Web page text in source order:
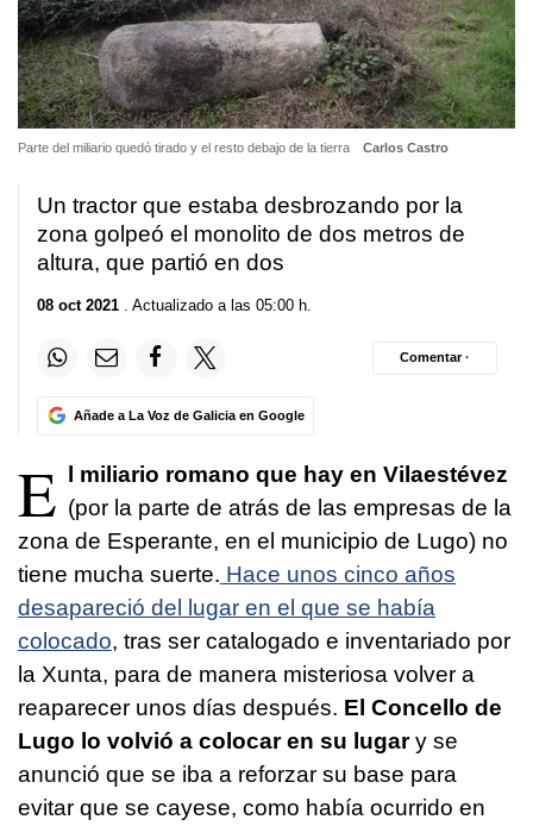
Parte del miliario quedó tirado y el resto debajo de la tierra Carlos Castro
Un tractor que estaba desbrozando por la
zona golpeó el monolito de dos metros de
altura, que partió en dos
08 oct 2021 . Actualizado a las 05:00 h.
Añade a La Voz de Galicia en Google
Comentar ·
E l miliario romano que hay en Vilaestévez
(por la parte de atrás de las empresas de la
zona de Esperante, en el municipio de Lugo) no
tiene mucha suerte. Hace unos cinco años
desapareció del lugar en el que se había
colocado, tras ser catalogado e inventariado por
la Xunta, para de manera misteriosa volver a
reaparecer unos días después. El Concello de
Lugo lo volvió a colocar en su lugary se
anunció que se iba a reforzar su base para
evitar que se cayese, como había ocurrido en